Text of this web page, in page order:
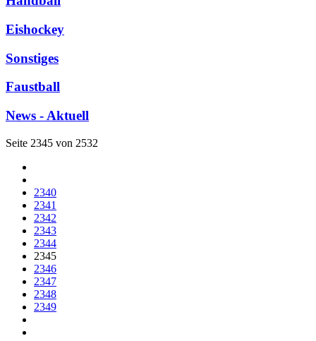
Eishockey
Sonstiges
Faustball
News - Aktuell
Seite 2345 von 2532
2340
2341
2342
2343
2344
2345
2346
2347
2348
2349